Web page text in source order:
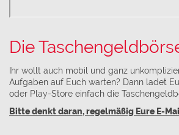
Die
Ihr wollt auch mobil und ganz
Aufgaben auf Euch warten? Dann ladet
oder Play-Store einfach die
Bitte denkt daran, regelmäßig Eure E-